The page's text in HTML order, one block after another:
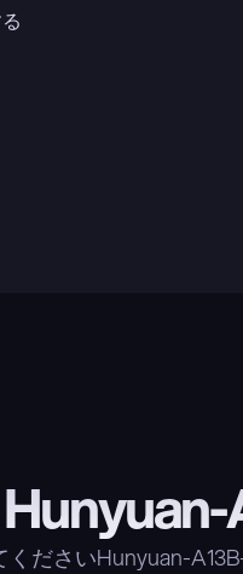
くださいHunyuan-